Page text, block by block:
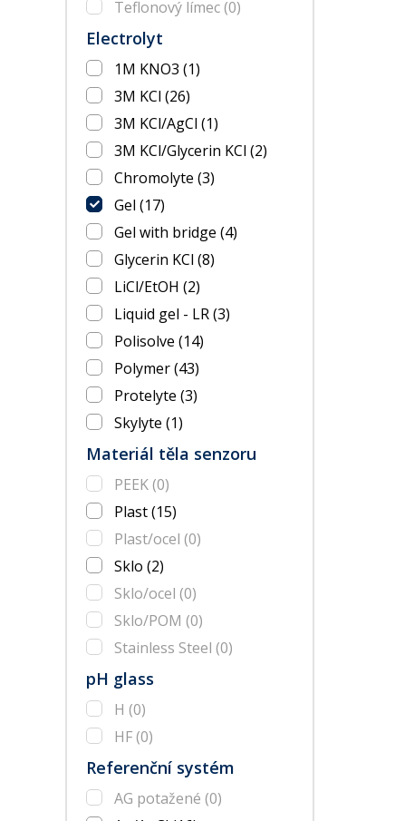
Teflonový límec(0)
Electrolyt
1M KNO3 (1)
3M KCl (26)
3M KCl/AgCl (1)
3M KCl/Glycerin KCl (2)
Chromolyte (3)
Gel (17)
Gel with bridge (4)
Glycerin KCl (8)
LiCl/EtOH (2)
Liquid gel - LR(3)
Polisolve (14)
Polymer(43)
Protelyte (3)
Skylyte (1)
Materiál těla senzoru
PEEK(0)
Plast(15)
Plast/ocel (0)
Sklo (2)
Sklo/ocel (0)
Sklo/POM (0)
Stainless Steel (0)
pH glass
H (0)
HF(0)
Referenční systém
AG potažené (0)